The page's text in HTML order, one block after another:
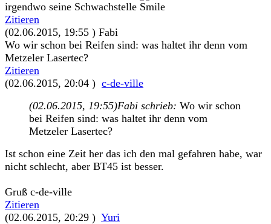
irgendwo seine Schwachstelle
Zitieren
(02.06.2015, 19:55 ) Fabi
Wo wir schon bei Reifen sind: was haltet ihr denn vom
Metzeler Lasertec?
Zitieren
(02.06.2015, 20:04 ) c-de-ville
(02.06.2015, 19:55)Fabi schrieb: Wo wir schon
bei Reifen sind: was haltet ihr denn vom
Metzeler Lasertec?
Ist schon eine Zeit her das ich den mal gefahren habe, war
nicht schlecht, aber BT45 ist besser.
Gruß c-de-ville
Zitieren
(02.06.2015, 20:29 ) Yuri